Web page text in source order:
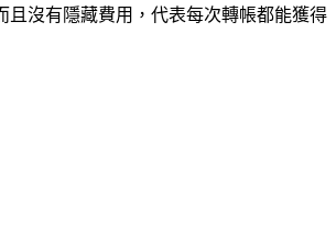
且沒有隱藏費用，代表每次轉帳都能獲得